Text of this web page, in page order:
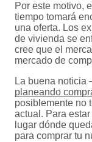
Por este motivo,
tiempo tomará
una oferta. Los
de vivienda se
cree que el
mercado de
La buena noticia
planeando
posiblemente no
actual. Para
lugar dónde
para comprar tu